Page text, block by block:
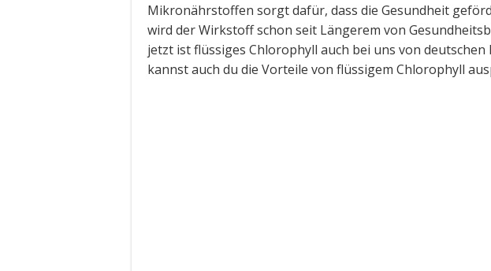
Mikronährstoffen sorgt dafür, dass die Gesundheit
wird der Wirkstoff schon seit Längerem von
jetzt ist flüssiges Chlorophyll auch bei uns von
kannst auch du die Vorteile von flüssigem Chlorophyll